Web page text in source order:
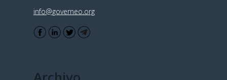
info@governeo.org